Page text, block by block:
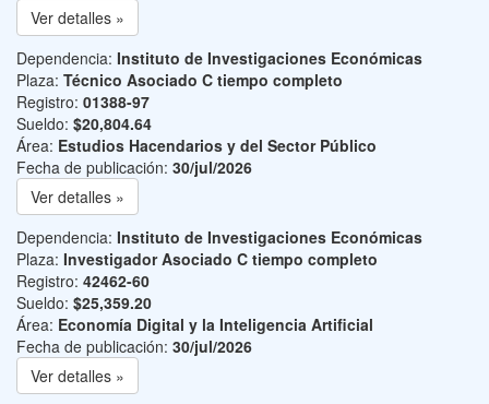
Ver detalles »
Dependencia: Instituto de Investigaciones Económicas
Plaza: Técnico Asociado C tiempo completo
Registro: 01388-97
Sueldo: $20,804.64
Área: Estudios Hacendarios y del Sector Público
Fecha de publicación: 30/jul/2026
Ver detalles »
Dependencia: Instituto de Investigaciones Económicas
Plaza: Investigador Asociado C tiempo completo
Registro: 42462-60
Sueldo: $25,359.20
Área: Economía Digital y la Inteligencia Artificial
Fecha de publicación: 30/jul/2026
Ver detalles »